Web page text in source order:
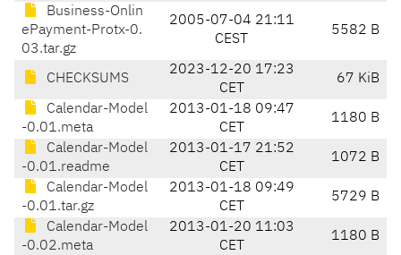
Business-Onlin
ePayment-Protx-0.
03.tar.gz
2005-07-04 21:11
CEST
5582 B
CHECKSUMS
2023-12-20 17:23
CET
67 KiB
Calendar-Model
-0.01.meta
2013-01-18 09:47
CET
1180 B
Calendar-Model
-0.01.readme
2013-01-17 21:52
CET
1072 B
Calendar-Model
-0.01.tar.gz
2013-01-18 09:49
CET
5729 B
Calendar-Model
-0.02.meta
2013-01-20 11:03
CET
1180 B